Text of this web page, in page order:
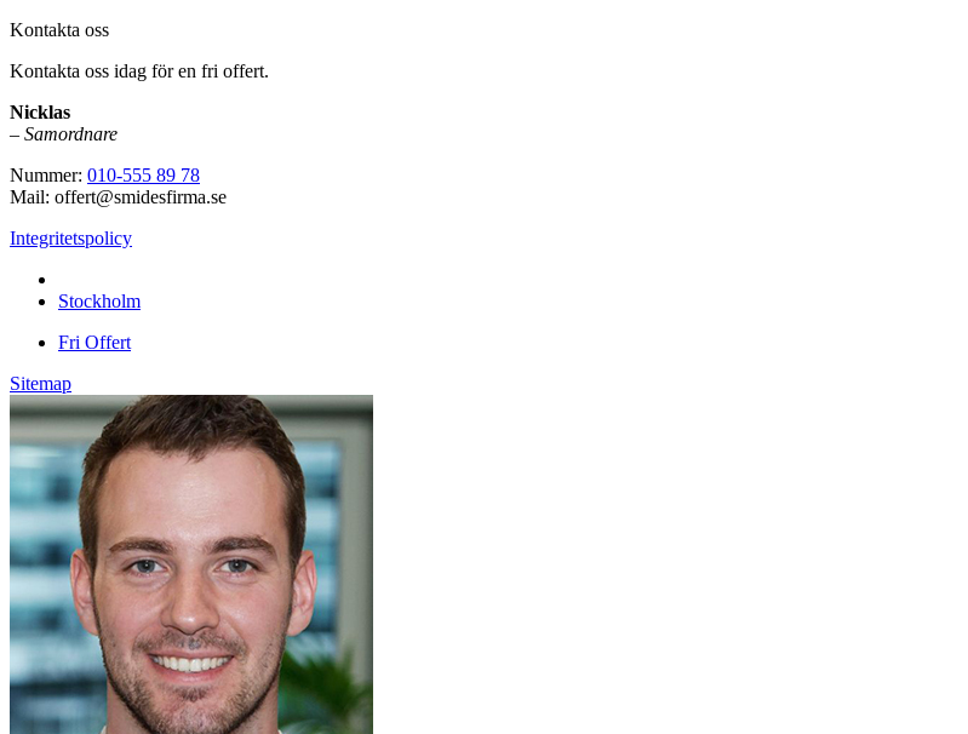
Kontakta oss
Kontakta oss idag för en fri offert.
Nicklas
– Samordnare
Nummer: 010-555 89 78
Mail: offert@smidesfirma.se
Integritetspolicy
Stockholm
Fri Offert
Sitemap